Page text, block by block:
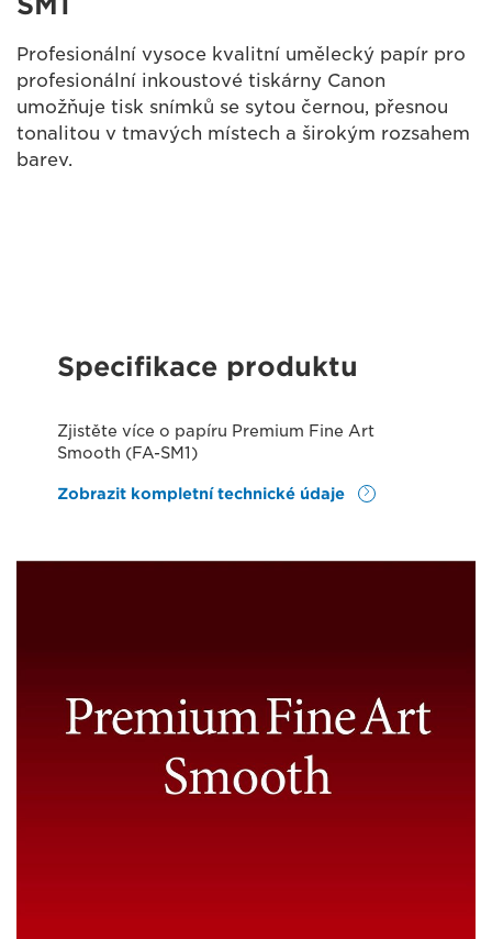
Profesionální vysoce kvalitní umělecký papír pro
profesionální inkoustové tiskárny Canon
umožňuje tisk snímků se sytou černou, přesnou
tonalitou v tmavých místech a širokým rozsahem
barev.
Specifikace produktu
Zjistěte více o papíru Premium Fine Art
Smooth (FA-SM1)
Zobrazit kompletní technické údaje